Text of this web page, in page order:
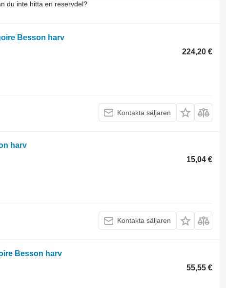
du inte hitta en reservdel?
Besson harv
224,20 €
Kontakta säljaren
harv
15,04 €
Kontakta säljaren
Besson harv
55,55 €